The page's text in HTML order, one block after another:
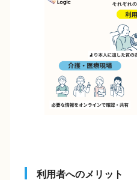
利用者へのメリット